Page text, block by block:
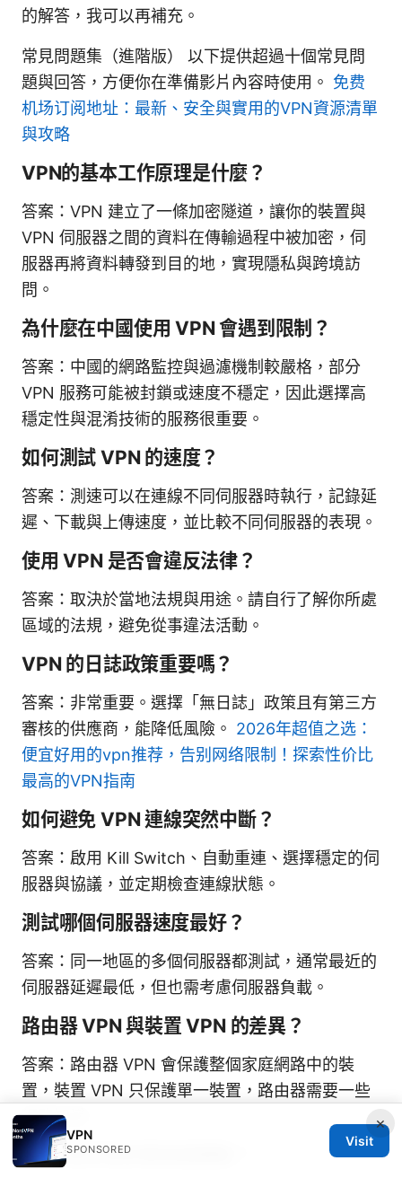
的解答，我可以再補充。
常見問題集（進階版） 以下提供超過十個常見問
題與回答，方便你在準備影片內容時使用。 免费
机场订阅地址：最新、安全與實用的VPN資源清單
與攻略
VPN的基本工作原理是什麼？
答案：VPN 建立了一條加密隧道，讓你的裝置與
VPN 伺服器之間的資料在傳輸過程中被加密，伺
服器再將資料轉發到目的地，實現隱私與跨境訪
問。
為什麼在中國使用 VPN 會遇到限制？
答案：中國的網路監控與過濾機制較嚴格，部分
VPN 服務可能被封鎖或速度不穩定，因此選擇高
穩定性與混淆技術的服務很重要。
如何測試 VPN 的速度？
答案：測速可以在連線不同伺服器時執行，記錄延
遲、下載與上傳速度，並比較不同伺服器的表現。
使用 VPN 是否會違反法律？
答案：取決於當地法規與用途。請自行了解你所處
區域的法規，避免從事違法活動。
VPN 的日誌政策重要嗎？
答案：非常重要。選擇「無日誌」政策且有第三方
審核的供應商，能降低風險。 2026年超值之选：
便宜好用的vpn推荐，告别网络限制！探索性价比
最高的VPN指南
如何避免 VPN 連線突然中斷？
答案：啟用 Kill Switch、自動重連、選擇穩定的伺
服器與協議，並定期檢查連線狀態。
測試哪個伺服器速度最好？
答案：同一地區的多個伺服器都測試，通常最近的
伺服器延遲最低，但也需考慮伺服器負載。
路由器 VPN 與裝置 VPN 的差異？
答案：路由器 VPN 會保護整個家庭網路中的裝
置，裝置 VPN 只保護單一裝置，路由器需要一些
網路知識。
VPN 是否會影響遊戲體驗？
×
VPN
SPONSORED
Visit